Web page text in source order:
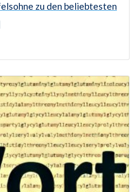
zu den beliebtesten